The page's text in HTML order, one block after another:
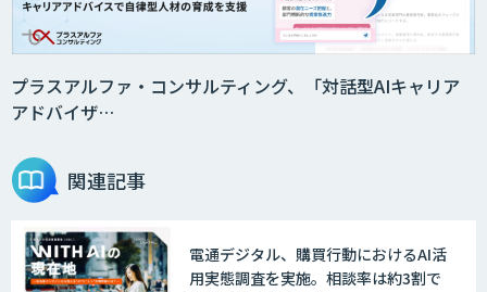
法人向けAIドライブレコーダー「ナウ
物流チェッカー
プラスアルファ・コンサルティング、「対話型AIキャリア
アドバイザ…
関連記事
電通デジタル、購買行動におけるAI活
用実態調査を実施。相談率は約3割で